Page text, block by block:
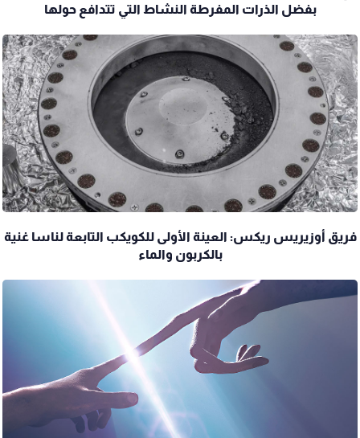
بفضل الذرات المفرطة النشاط التي تتدافع حولها
فريق أوزيريس ريكس: العينة الأولى للكويكب التابعة لناسا غنية
بالكربون والماء